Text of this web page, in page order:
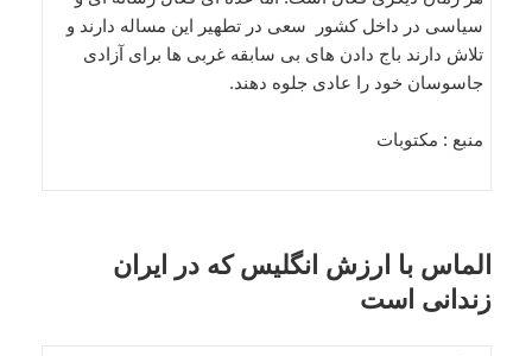
سیاسی در داخل کشور سعی در تطهیر این مساله دارند و
تلاش دارند باج دادن های بی سابقه غربی ها برای آزادی
جاسوسان خود را عادی جلوه دهند.
منبع : مکتوبات
الماس با ارزش انگلیس که در ایران
زندانی است